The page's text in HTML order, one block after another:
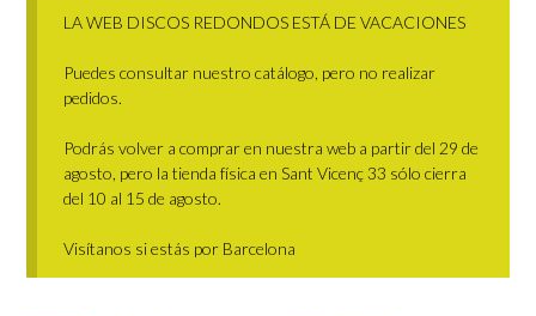
LA WEB DISCOS REDONDOS ESTÁ DE VACACIONES
Puedes consultar nuestro catálogo, pero no realizar
pedidos.
Podrás volver a comprar en nuestra web a partir del 29 de
agosto, pero la tienda física en Sant Vicenç 33 sólo cierra
del 10 al 15 de agosto.
Visítanos si estás por Barcelona